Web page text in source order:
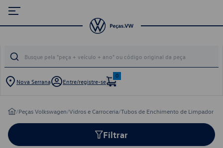
Nova Serrana Entre/registre-se
0
/Peças Volkswagen/Vidros e Carroceria/Tubos de Enchimento de Limpador
Filtrar